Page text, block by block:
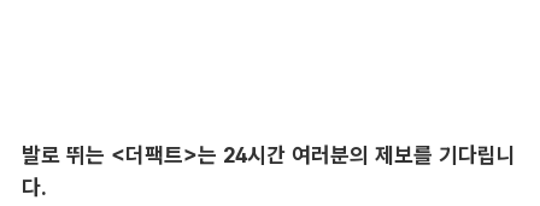
발로 뛰는 <더팩트>는 24시간 여러분의 제보를 기다립니
다.